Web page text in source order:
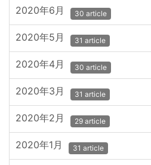
2020年6月 30 article
2020年5月 31 article
2020年4月 30 article
2020年3月 31 article
2020年2月 29 article
2020年1月 31 article